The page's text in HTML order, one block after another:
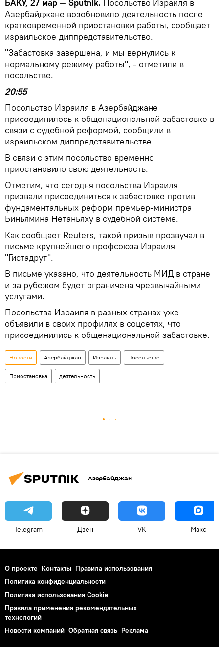
БАКУ, 27 мар — Sputnik. Посольство Израиля в
Азербайджане возобновило деятельность после
кратковременной приостановки работы, сообщает
израильское диппредставительство.
"Забастовка завершена, и мы вернулись к
нормальному режиму работы", - отметили в
посольстве.
20:55
Посольство Израиля в Азербайджане
присоединилось к общенациональной забастовке в
связи с судебной реформой, сообщили в
израильском диппредставительстве.
В связи с этим посольство временно
приостановило свою деятельность.
Отметим, что сегодня посольства Израиля
призвали присоединиться к забастовке против
фундаментальных реформ премьер-министра
Биньямина Нетаньяху в судебной системе.
Как сообщает Reuters, такой призыв прозвучал в
письме крупнейшего профсоюза Израиля
"Гистадрут".
В письме указано, что деятельность МИД в стране
и за рубежом будет ограничена чрезвычайными
услугами.
Посольства Израиля в разных странах уже
объявили в своих профилях в соцсетях, что
присоединились к общенациональной забастовке.
Новости Азербайджан Израиль Посольство
Приостановка деятельность
Азербайджан
Telegram Дзен VK Макс
О проекте Контакты Правила использования
Политика конфиденциальности
Политика использования Cookie
Правила применения рекомендательных
технологий
Новости компаний Обратная связь Реклама